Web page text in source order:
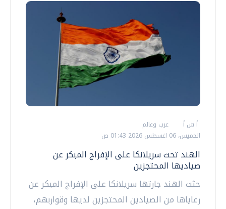
أ ش أ
عرب وعالم
الخميس، 06 اغسطس 2026 01:43 ص
الهند تحث سريلانكا على الإفراج المبكر عن
صياديها المحتجزين
حثت الهند جارتها سريلانكا على الإفراج المبكر عن
رعاياها من الصيادين المحتجزين لديها وقواربهم،